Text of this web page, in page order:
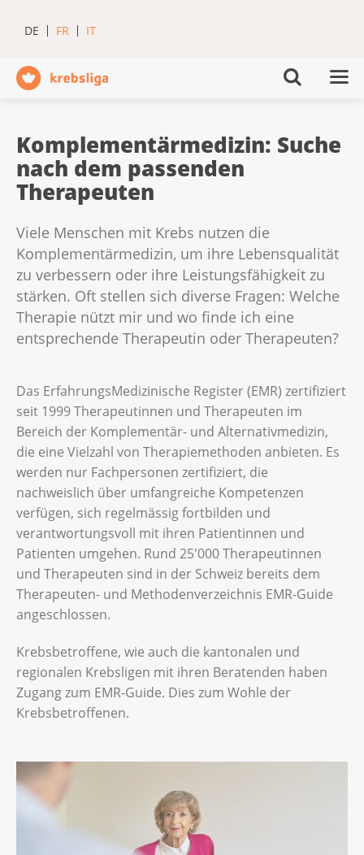
DE FR IT
Komplementärmedizin: Suche
nach dem passenden
Therapeuten
Viele Menschen mit Krebs nutzen die
Komplementärmedizin, um ihre Lebensqualität
zu verbessern oder ihre Leistungsfähigkeit zu
stärken. Oft stellen sich diverse Fragen: Welche
Therapie nützt mir und wo finde ich eine
entsprechende Therapeutin oder Therapeuten?
Das ErfahrungsMedizinische Register (EMR) zertifiziert
seit 1999 Therapeutinnen und Therapeuten im
Bereich der Komplementär- und Alternativmedizin,
die eine Vielzahl von Therapiemethoden anbieten. Es
werden nur Fachpersonen zertifiziert, die
nachweislich über umfangreiche Kompetenzen
verfügen, sich regelmässig fortbilden und
verantwortungsvoll mit ihren Patientinnen und
Patienten umgehen. Rund 25'000 Therapeutinnen
und Therapeuten sind in der Schweiz bereits dem
Therapeuten- und Methodenverzeichnis EMR-Guide
angeschlossen.
Krebsbetroffene, wie auch die kantonalen und
regionalen Krebsligen mit ihren Beratenden haben
Zugang zum EMR-Guide. Dies zum Wohle der
Krebsbetroffenen.